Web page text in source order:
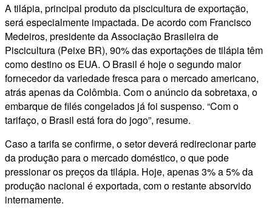
A tilápia, principal produto da piscicultura de exportação,
será especialmente impactada. De acordo com Francisco
Medeiros, presidente da Associação Brasileira de
Piscicultura (Peixe BR), 90% das exportações de tilápia têm
como destino os EUA. O Brasil é hoje o segundo maior
fornecedor da variedade fresca para o mercado americano,
atrás apenas da Colômbia. Com o anúncio da sobretaxa, o
embarque de filés congelados já foi suspenso. “Com o
tarifaço, o Brasil está fora do jogo”, resume.
Caso a tarifa se confirme, o setor deverá redirecionar parte
da produção para o mercado doméstico, o que pode
pressionar os preços da tilápia. Hoje, apenas 3% a 5% da
produção nacional é exportada, com o restante absorvido
internamente.